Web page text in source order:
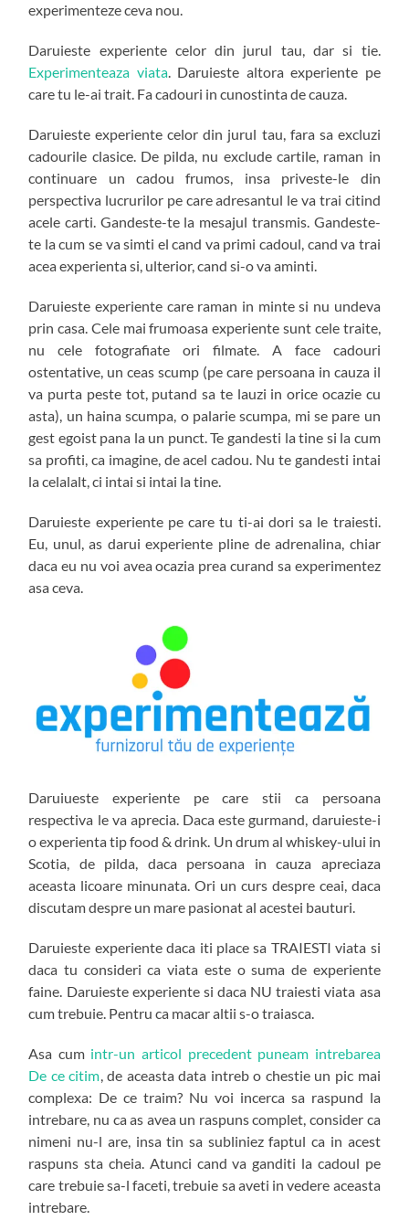
experimenteze ceva nou.
Daruieste experiente celor din jurul tau, dar si tie.
Experimenteaza viata. Daruieste altora experiente pe
care tu le-ai trait. Fa cadouri in cunostinta de cauza.
Daruieste experiente celor din jurul tau, fara sa excluzi
cadourile clasice. De pilda, nu exclude cartile, raman in
continuare un cadou frumos, insa priveste-le din
perspectiva lucrurilor pe care adresantul le va trai citind
acele carti. Gandeste-te la mesajul transmis. Gandeste-
te la cum se va simti el cand va primi cadoul, cand va trai
acea experienta si, ulterior, cand si-o va aminti.
Daruieste experiente care raman in minte si nu undeva
prin casa. Cele mai frumoasa experiente sunt cele traite,
nu cele fotografiate ori filmate. A face cadouri
ostentative, un ceas scump (pe care persoana in cauza il
va purta peste tot, putand sa te lauzi in orice ocazie cu
asta), un haina scumpa, o palarie scumpa, mi se pare un
gest egoist pana la un punct. Te gandesti la tine si la cum
sa profiti, ca imagine, de acel cadou. Nu te gandesti intai
la celalalt, ci intai si intai la tine.
Daruieste experiente pe care tu ti-ai dori sa le traiesti.
Eu, unul, as darui experiente pline de adrenalina, chiar
daca eu nu voi avea ocazia prea curand sa experimentez
asa ceva.
Daruiueste experiente pe care stii ca persoana
respectiva le va aprecia. Daca este gurmand, daruieste-i
o experienta tip food & drink. Un drum al whiskey-ului in
Scotia, de pilda, daca persoana in cauza apreciaza
aceasta licoare minunata. Ori un curs despre ceai, daca
discutam despre un mare pasionat al acestei bauturi.
Daruieste experiente daca iti place sa TRAIESTI viata si
daca tu consideri ca viata este o suma de experiente
faine. Daruieste experiente si daca NU traiesti viata asa
cum trebuie. Pentru ca macar altii s-o traiasca.
Asa cum intr-un articol precedent puneam intrebarea
De ce citim, de aceasta data intreb o chestie un pic mai
complexa: De ce traim? Nu voi incerca sa raspund la
intrebare, nu ca as avea un raspuns complet, consider ca
nimeni nu-l are, insa tin sa subliniez faptul ca in acest
raspuns sta cheia. Atunci cand va ganditi la cadoul pe
care trebuie sa-l faceti, trebuie sa aveti in vedere aceasta
intrebare.